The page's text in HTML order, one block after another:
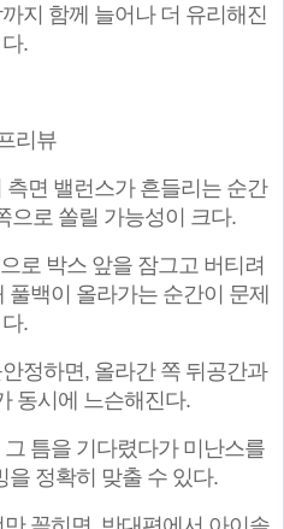
지 함께 늘어나 더 유리해진
다.
리뷰
면 밸런스가 흔들리는 순간
으로 쏠릴 가능성이 크다.
로 박스 앞을 잠그고 버티려
백이 올라가는 순간이 문제
다.
정하면, 올라간 쪽 뒤공간과
동시에 느슨해진다.
틈을 기다렸다가 미난스를
을 정확히 맞출 수 있다.